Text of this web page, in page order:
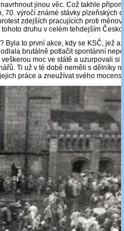
jinou věc. Což takhle
70. výročí známé stávky plzeňských
zdejších pracujících proti
druhu v celém tehdejším
Byla to první akce, kdy se KSČ, jež
brutálně potlačit spontánní
moc ve státě a uzurpovali si
Ti už v té době neměli s dělníky
práce a zneužívat svého